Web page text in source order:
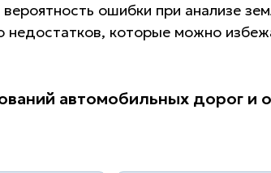
ошибки при анализе
недостатков, которые можно
автомобильных дорог